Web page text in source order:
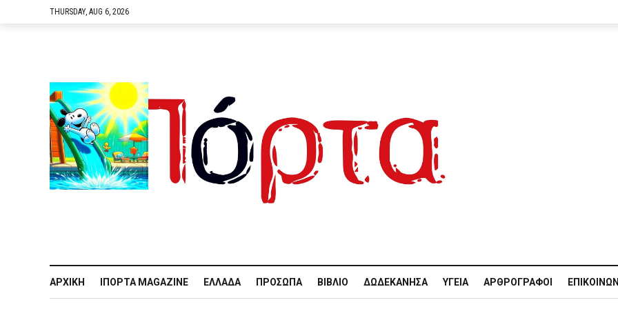
THURSDAY, AUG 6, 2026
ΑΡΧΙΚΉ IΠΌΡΤΑ MAGAZINE ΕΛΛΆΔΑ ΠΡΌΣΩΠΑ ΒΙΒΛΊΟ ΔΩΔΕΚΆΝΗΣΑ ΥΓΕΊΑ ΑΡΘΡΟΓΡΆΦΟΙ